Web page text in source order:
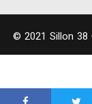
© 2021 Sillon 38